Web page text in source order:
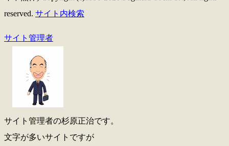
reserved. サイト内検索
サイト管理者
サイト管理者の杉原正治です。
文字が多いサイトですが